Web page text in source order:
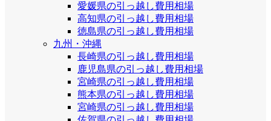
愛媛県の引っ越し費用相場
高知県の引っ越し費用相場
徳島県の引っ越し費用相場
九州・沖縄
長崎県の引っ越し費用相場
鹿児島県の引っ越し費用相場
宮崎県の引っ越し費用相場
熊本県の引っ越し費用相場
宮崎県の引っ越し費用相場